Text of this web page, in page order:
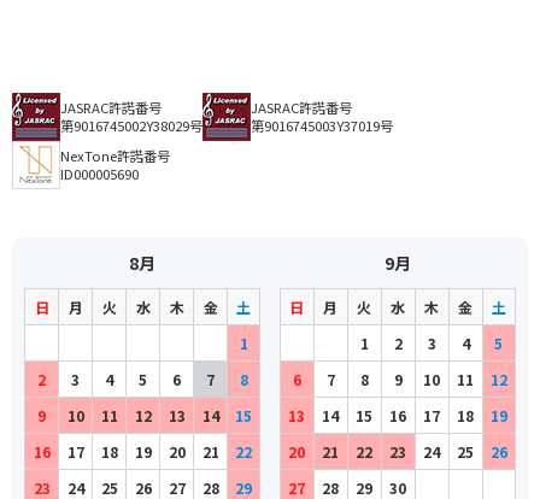
JASRAC許諾番号
第9016745002Y38029号
JASRAC許諾番号
第9016745003Y37019号
NexTone許諾番号
ID000005690
8月
日 月 火 水 木 金
土
1
2
3 4 5 6 7
8
9
10 11 12 13 14
15
16
17 18 19 20 21
22
23
24 25 26 27 28 29
9月
日 月 火 水 木 金
土
1
2 3 4
5
6
7 8 9 10 11
12
13
14 15 16 17 18
19
20
21 22 23 24 25
26
27
28 29 30